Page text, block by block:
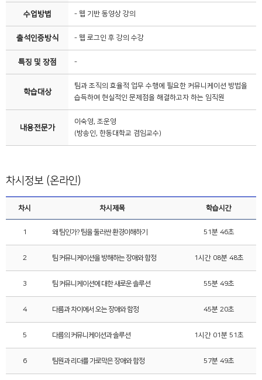
수업방법 - 웹 기반 동영상 강의
출석인증방식 - 웹 로그인 후 강의 수강
특징 및 장점 -
학습대상
팀과 조직의 효율적 업무 수행에 필요한 커뮤니케이션 방법을
습득하여 현실적인 문제점을 해결하고자 하는 임직원
내용전문가
이숙영, 조운영
(방송인, 한동대학교 겸임교수)
차시정보 (온라인)
차시 차시제목 학습시간
1 왜 팀인가? 팀을 둘러싼 환경이해하기 51분 46초
2 팀 커뮤니케이션을 방해하는 장애와 함정 1시간 08분 48초
3 팀 커뮤니케이션에 대한 새로운 솔루션 55분 49초
4 다름과 차이에서 오는 장애와 함정 45분 20초
5 다름의 커뮤니케이션과 솔루션 1시간 01분 51초
6 팀원과 리더를 가로막은 장애와 함정 57분 49초